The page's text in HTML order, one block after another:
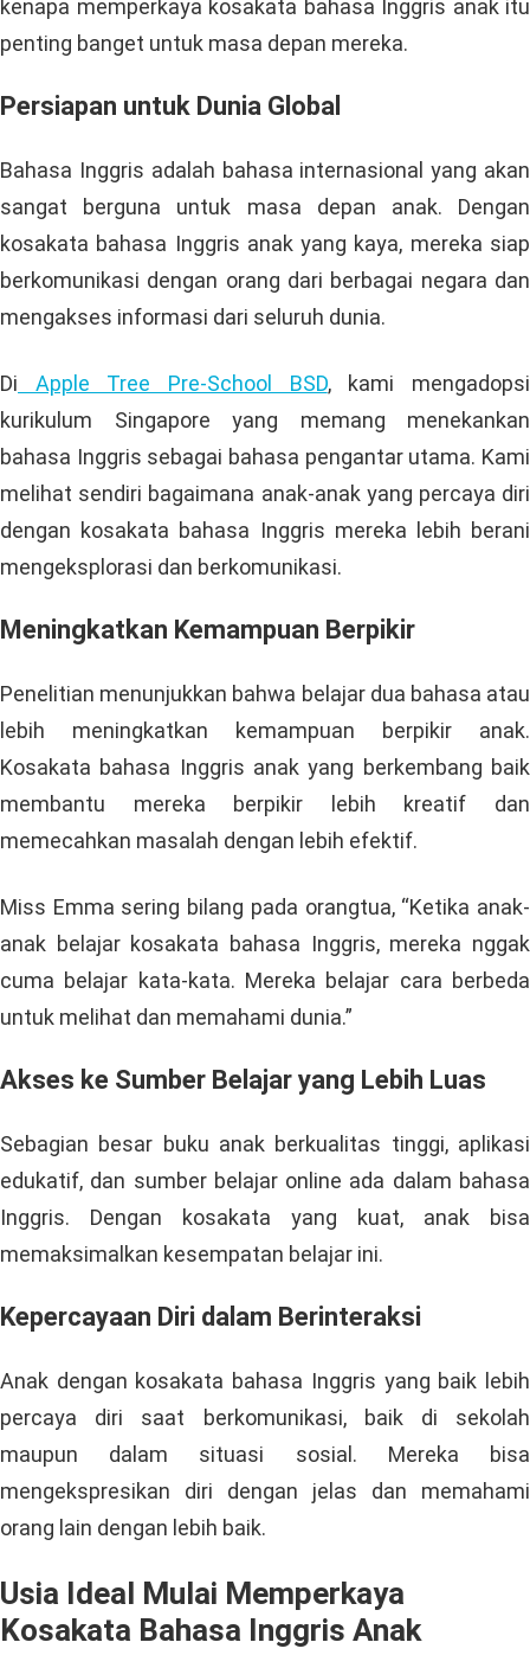
kenapa memperkaya kosakata bahasa Inggris anak itu
penting banget untuk masa depan mereka.
Persiapan untuk Dunia Global
Bahasa Inggris adalah bahasa internasional yang akan
sangat berguna untuk masa depan anak. Dengan
kosakata bahasa Inggris anak yang kaya, mereka siap
berkomunikasi dengan orang dari berbagai negara dan
mengakses informasi dari seluruh dunia.
Di Apple Tree Pre-School BSD, kami mengadopsi
kurikulum Singapore yang memang menekankan
bahasa Inggris sebagai bahasa pengantar utama. Kami
melihat sendiri bagaimana anak-anak yang percaya diri
dengan kosakata bahasa Inggris mereka lebih berani
mengeksplorasi dan berkomunikasi.
Meningkatkan Kemampuan Berpikir
Penelitian menunjukkan bahwa belajar dua bahasa atau
lebih meningkatkan kemampuan berpikir anak.
Kosakata bahasa Inggris anak yang berkembang baik
membantu mereka berpikir lebih kreatif dan
memecahkan masalah dengan lebih efektif.
Miss Emma sering bilang pada orangtua, “Ketika anak-
anak belajar kosakata bahasa Inggris, mereka nggak
cuma belajar kata-kata. Mereka belajar cara berbeda
untuk melihat dan memahami dunia.”
Akses ke Sumber Belajar yang Lebih Luas
Sebagian besar buku anak berkualitas tinggi, aplikasi
edukatif, dan sumber belajar online ada dalam bahasa
Inggris. Dengan kosakata yang kuat, anak bisa
memaksimalkan kesempatan belajar ini.
Kepercayaan Diri dalam Berinteraksi
Anak dengan kosakata bahasa Inggris yang baik lebih
percaya diri saat berkomunikasi, baik di sekolah
maupun dalam situasi sosial. Mereka bisa
mengekspresikan diri dengan jelas dan memahami
orang lain dengan lebih baik.
Usia Ideal Mulai Memperkaya
Kosakata Bahasa Inggris Anak